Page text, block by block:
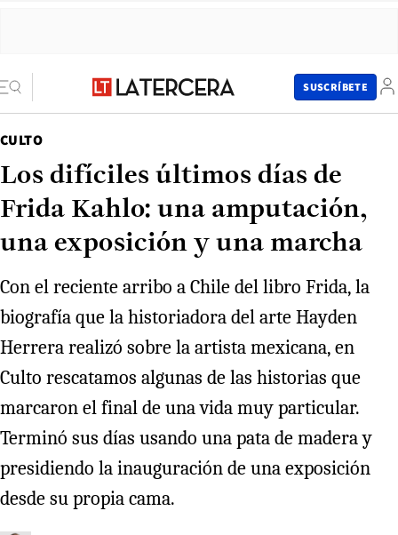
SUSCRÍBETE
CULTO
Los difíciles últimos días de
Frida Kahlo: una amputación,
una exposición y una marcha
Con el reciente arribo a Chile del libro Frida, la
biografía que la historiadora del arte Hayden
Herrera realizó sobre la artista mexicana, en
Culto rescatamos algunas de las historias que
marcaron el final de una vida muy particular.
Terminó sus días usando una pata de madera y
presidiendo la inauguración de una exposición
desde su propia cama.